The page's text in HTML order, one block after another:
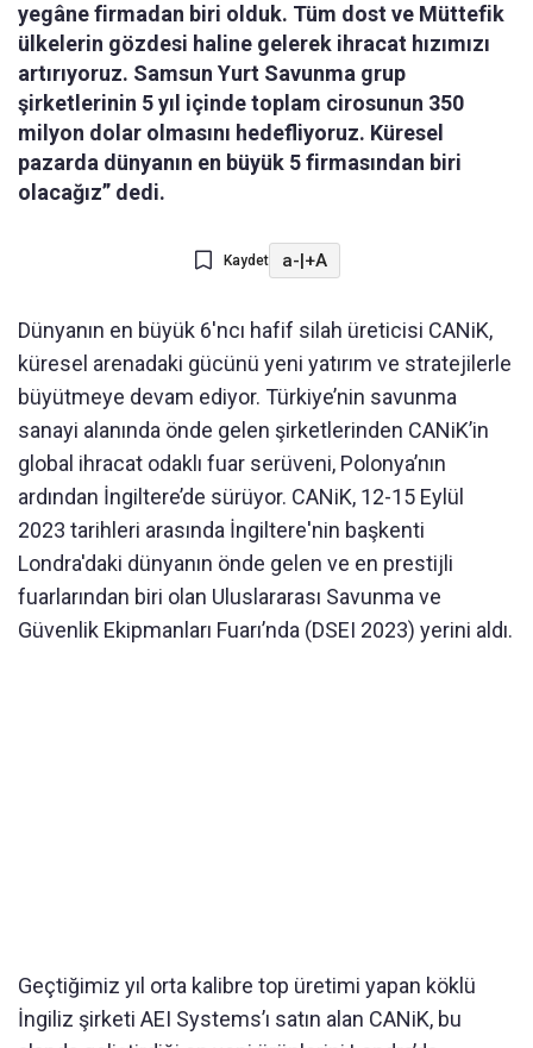
yegâne firmadan biri olduk. Tüm dost ve Müttefik
ülkelerin gözdesi haline gelerek ihracat hızımızı
artırıyoruz. Samsun Yurt Savunma grup
şirketlerinin 5 yıl içinde toplam cirosunun 350
milyon dolar olmasını hedefliyoruz. Küresel
pazarda dünyanın en büyük 5 firmasından biri
olacağız” dedi.
Kaydet a-|+A
Dünyanın en büyük 6'ncı hafif silah üreticisi CANiK,
küresel arenadaki gücünü yeni yatırım ve stratejilerle
büyütmeye devam ediyor. Türkiye’nin savunma
sanayi alanında önde gelen şirketlerinden CANiK’in
global ihracat odaklı fuar serüveni, Polonya’nın
ardından İngiltere’de sürüyor. CANiK, 12-15 Eylül
2023 tarihleri arasında İngiltere'nin başkenti
Londra'daki dünyanın önde gelen ve en prestijli
fuarlarından biri olan Uluslararası Savunma ve
Güvenlik Ekipmanları Fuarı’nda (DSEI 2023) yerini aldı.
Geçtiğimiz yıl orta kalibre top üretimi yapan köklü
İngiliz şirketi AEI Systems’ı satın alan CANiK, bu